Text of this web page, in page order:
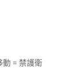
動 = 禁護衛